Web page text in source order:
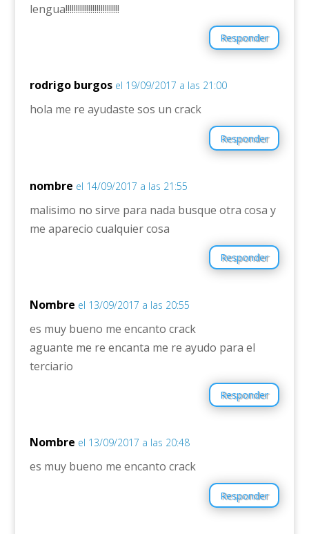
lengua!!!!!!!!!!!!!!!!!!!!!!!!!!
Responder
rodrigo burgos el 19/09/2017 a las 21:00
hola me re ayudaste sos un crack
Responder
nombre el 14/09/2017 a las 21:55
malisimo no sirve para nada busque otra cosa y
me aparecio cualquier cosa
Responder
Nombre el 13/09/2017 a las 20:55
es muy bueno me encanto crack
aguante me re encanta me re ayudo para el
terciario
Responder
Nombre el 13/09/2017 a las 20:48
es muy bueno me encanto crack
Responder